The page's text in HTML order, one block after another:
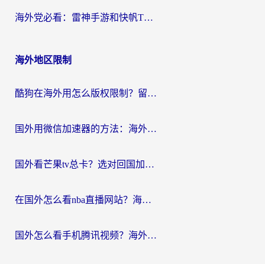
海外党必看：雷神手游和快帆TV版好用吗？3步选对回国加速器不踩坑
海外地区限制
酷狗在海外用怎么版权限制？留学生亲测：3步解决听国内音乐难题
国外用微信加速器的方法：海外党无缝连接国内生活的实用指南
国外看芒果tv总卡？选对回国加速器，轻松追《浪姐》不费劲
在国外怎么看nba直播网站？海外党专属体育观赛指南，告别地区限制！
国外怎么看手机腾讯视频？海外党亲测有效的追剧加速器选择指南